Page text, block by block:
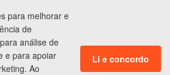
para melhorar e
de
análise de
e para apoiar
Ao
Li e concordo